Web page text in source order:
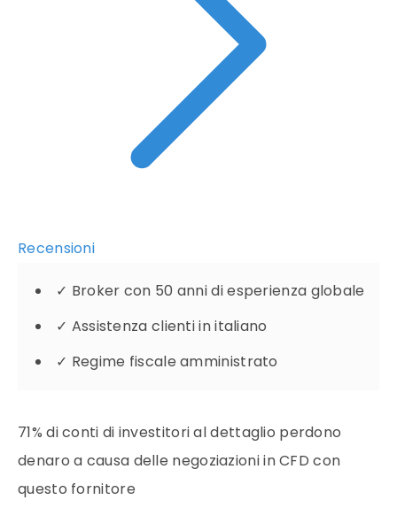
Recensioni
✓ Broker con 50 anni di esperienza globale
✓ Assistenza clienti in italiano
✓ Regime fiscale amministrato
71% di conti di investitori al dettaglio perdono
denaro a causa delle negoziazioni in CFD con
questo fornitore